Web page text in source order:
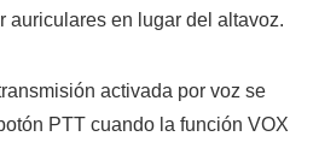
auriculares en lugar del altavoz.
activada por voz se
PTT cuando la función VOX